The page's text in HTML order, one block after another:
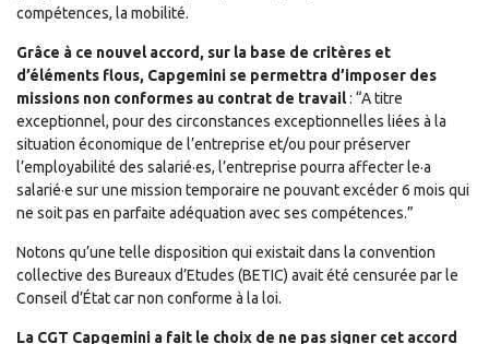
compétences, la mobilité.
Grâce à ce nouvel accord, sur la base de critères et
d’éléments flous, Capgemini se permettra d’imposer des
missions non conformes au contrat de travail: “A titre
exceptionnel, pour des circonstances exceptionnelles liées à la
situation économique de l’entreprise et/ou pour préserver
l’employabilité des salarié·es, l’entreprise pourra affecter le·a
salarié·e sur une mission temporaire ne pouvant excéder 6 mois qui
ne soit pas en parfaite adéquation avec ses compétences.”
Notons qu’une telle disposition qui existait dans la convention
collective des Bureaux d’Etudes (BETIC) avait été censurée par le
Conseil d’État car non conforme à la loi.
La CGT Capgemini a fait le choix de ne pas signer cet accord